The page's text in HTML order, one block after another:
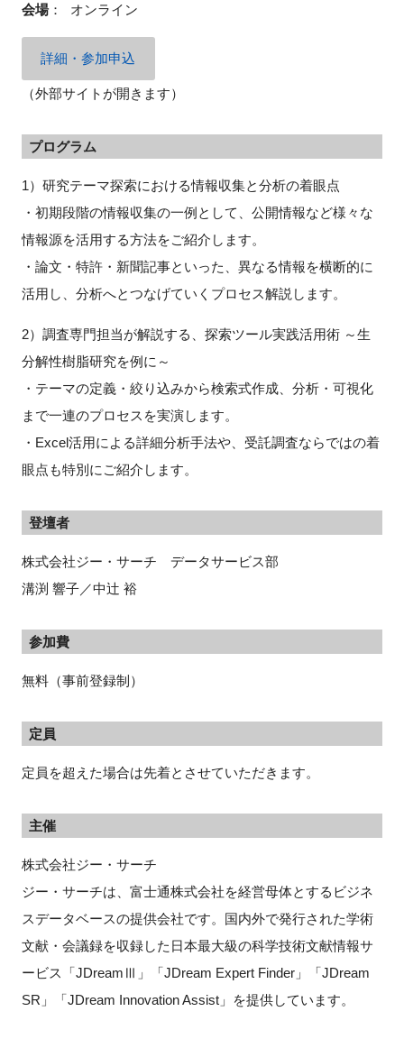
閉じる
会場： オンライン
詳細・参加申込
（外部サイトが開きます）
プログラム
1）研究テーマ探索における情報収集と分析の着眼点
・初期段階の情報収集の一例として、公開情報など様々な
情報源を活用する方法をご紹介します。
・論文・特許・新聞記事といった、異なる情報を横断的に
活用し、分析へとつなげていくプロセス解説します。
2）調査専門担当が解説する、探索ツール実践活用術 ～生
分解性樹脂研究を例に～
・テーマの定義・絞り込みから検索式作成、分析・可視化
まで一連のプロセスを実演します。
・Excel活用による詳細分析手法や、受託調査ならではの着
眼点も特別にご紹介します。
登壇者
株式会社ジー・サーチ データサービス部
溝渕 響子／中辻 裕
参加費
無料（事前登録制）
定員
定員を超えた場合は先着とさせていただきます。
主催
株式会社ジー・サーチ
ジー・サーチは、富士通株式会社を経営母体とするビジネ
スデータベースの提供会社です。国内外で発行された学術
文献・会議録を収録した日本最大級の科学技術文献情報サ
ービス「JDreamⅢ」「JDream Expert Finder」「JDream
SR」「JDream Innovation Assist」を提供しています。